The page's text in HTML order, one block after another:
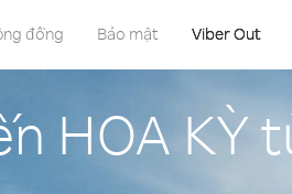
đồng Bảo mật Viber Out
HOA KỲ